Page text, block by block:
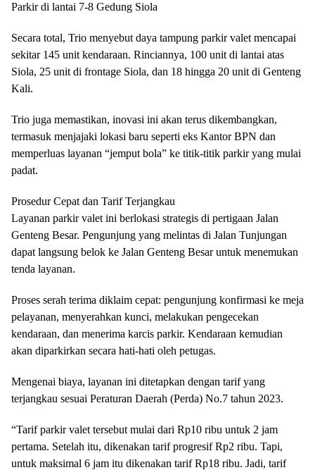
Parkir di lantai 7-8 Gedung Siola
Secara total, Trio menyebut daya tampung parkir valet mencapai
sekitar 145 unit kendaraan. Rinciannya, 100 unit di lantai atas
Siola, 25 unit di frontage Siola, dan 18 hingga 20 unit di Genteng
Kali.
Trio juga memastikan, inovasi ini akan terus dikembangkan,
termasuk menjajaki lokasi baru seperti eks Kantor BPN dan
memperluas layanan “jemput bola” ke titik-titik parkir yang mulai
padat.
Prosedur Cepat dan Tarif Terjangkau
Layanan parkir valet ini berlokasi strategis di pertigaan Jalan
Genteng Besar. Pengunjung yang melintas di Jalan Tunjungan
dapat langsung belok ke Jalan Genteng Besar untuk menemukan
tenda layanan.
Proses serah terima diklaim cepat: pengunjung konfirmasi ke meja
pelayanan, menyerahkan kunci, melakukan pengecekan
kendaraan, dan menerima karcis parkir. Kendaraan kemudian
akan diparkirkan secara hati-hati oleh petugas.
Mengenai biaya, layanan ini ditetapkan dengan tarif yang
terjangkau sesuai Peraturan Daerah (Perda) No.7 tahun 2023.
“Tarif parkir valet tersebut mulai dari Rp10 ribu untuk 2 jam
pertama. Setelah itu, dikenakan tarif progresif Rp2 ribu. Tapi,
untuk maksimal 6 jam itu dikenakan tarif Rp18 ribu. Jadi, tarif